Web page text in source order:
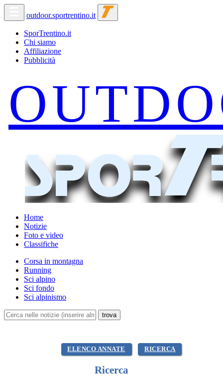
outdoor.sportrentino.it
SporTrentino.it
Chi siamo
Affiliazione
Pubblicità
Home
Notizie
Foto e video
Classifiche
Corsa in montagna
Running
Sci alpino
Sci fondo
Sci alpinismo
ELENCO ANNATE RICERCA
Ricerca